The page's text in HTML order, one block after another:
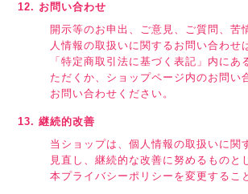
12. お問い合わせ
開示等のお申出、ご意見、ご質問、苦
人情報の取扱いに関するお問い合わせ
「特定商取引法に基づく表記」内にあ
ただくか、ショップページ内のお問い
お問い合わせください。
13. 継続的改善
当ショップは、個人情報の取扱いに関
見直し、継続的な改善に努めるものと
本プライバシーポリシーを変更するこ